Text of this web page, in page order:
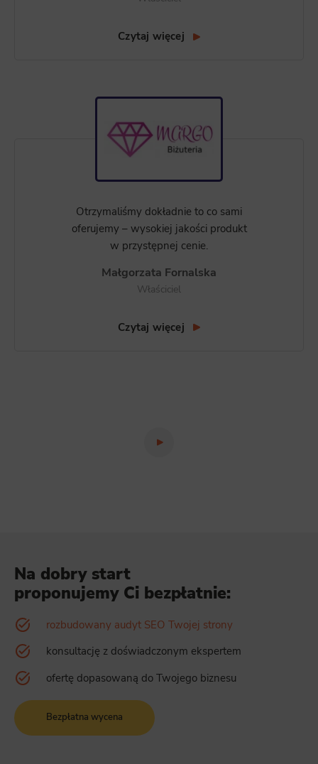
Czytaj więcej
Otrzymaliśmy dokładnie to co sami
oferujemy – wysokiej jakości produkt
w przystępnej cenie.
Małgorzata Fornalska
Właściciel
Czytaj więcej
Na dobry start
proponujemy Ci bezpłatnie:
rozbudowany audyt SEO Twojej strony
konsultację z doświadczonym ekspertem
ofertę dopasowaną do Twojego biznesu
Bezpłatna wycena